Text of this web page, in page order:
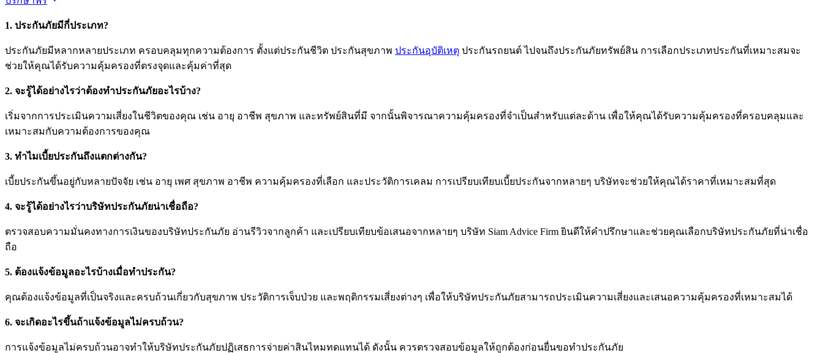
1. ประกันภัยมีกี่ประเภท?
ประกันภัยมีหลากหลายประเภท ครอบคลุมทุกความต้องการ ตั้งแต่ประกันชีวิต ประกันสุขภาพ ประกันอุบัติเหตุ ประกันรถยนต์ ไปจนถึงประกันภัยทรัพย์สิน การเลือกประเภทประกันที่เหมาะสมจะ
ช่วยให้คุณได้รับความคุ้มครองที่ตรงจุดและคุ้มค่าที่สุด
2. จะรู้ได้อย่างไรว่าต้องทำประกันภัยอะไรบ้าง?
เริ่มจากการประเมินความเสี่ยงในชีวิตของคุณ เช่น อายุ อาชีพ สุขภาพ และทรัพย์สินที่มี จากนั้นพิจารณาความคุ้มครองที่จำเป็นสำหรับแต่ละด้าน เพื่อให้คุณได้รับความคุ้มครองที่ครอบคลุมและ
เหมาะสมกับความต้องการของคุณ
3. ทำไมเบี้ยประกันถึงแตกต่างกัน?
เบี้ยประกันขึ้นอยู่กับหลายปัจจัย เช่น อายุ เพศ สุขภาพ อาชีพ ความคุ้มครองที่เลือก และประวัติการเคลม การเปรียบเทียบเบี้ยประกันจากหลายๆ บริษัทจะช่วยให้คุณได้ราคาที่เหมาะสมที่สุด
4. จะรู้ได้อย่างไรว่าบริษัทประกันภัยน่าเชื่อถือ?
ตรวจสอบความมั่นคงทางการเงินของบริษัทประกันภัย อ่านรีวิวจากลูกค้า และเปรียบเทียบข้อเสนอจากหลายๆ บริษัท Siam Advice Firm ยินดีให้คำปรึกษาและช่วยคุณเลือกบริษัทประกันภัยที่น่าเชื่อ
ถือ
5. ต้องแจ้งข้อมูลอะไรบ้างเมื่อทำประกัน?
คุณต้องแจ้งข้อมูลที่เป็นจริงและครบถ้วนเกี่ยวกับสุขภาพ ประวัติการเจ็บป่วย และพฤติกรรมเสี่ยงต่างๆ เพื่อให้บริษัทประกันภัยสามารถประเมินความเสี่ยงและเสนอความคุ้มครองที่เหมาะสมได้
6. จะเกิดอะไรขึ้นถ้าแจ้งข้อมูลไม่ครบถ้วน?
การแจ้งข้อมูลไม่ครบถ้วนอาจทำให้บริษัทประกันภัยปฏิเสธการจ่ายค่าสินไหมทดแทนได้ ดังนั้น ควรตรวจสอบข้อมูลให้ถูกต้องก่อนยื่นขอทำประกันภัย